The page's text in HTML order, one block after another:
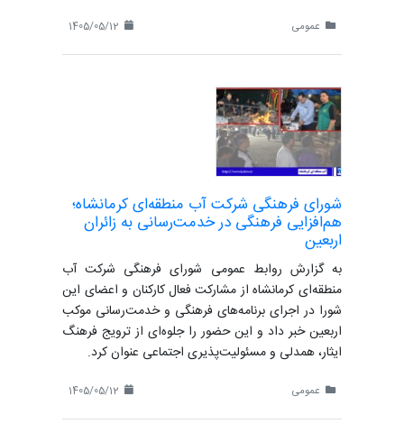
عمومی
شورای فرهنگی شرکت آب منطقه‌ای کرمانشاه؛
هم‌افزایی فرهنگی در خدمت‌رسانی به زائران
اربعین
به گزارش روابط عمومی شورای فرهنگی شرکت آب
منطقه‌ای کرمانشاه از مشارکت فعال کارکنان و اعضای این
شورا در اجرای برنامه‌های فرهنگی و خدمت‌رسانی موکب
اربعین خبر داد و این حضور را جلوه‌ای از ترویج فرهنگ
ایثار، همدلی و مسئولیت‌پذیری اجتماعی عنوان کرد.
عمومی